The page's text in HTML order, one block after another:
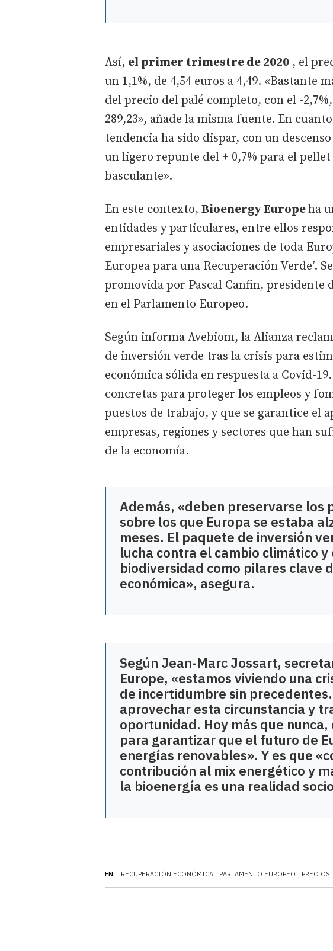
EN: RECUPERACIÓN ECONÓMICA PARLAMENTO EUROPEO PRECIOS
Así, el primer trimestre de 2020 , el
un 1,1%, de 4,54 euros a 4,49. «Bastante
del precio del palé completo, con el -
289,23», añade la misma fuente. En
tendencia ha sido dispar, con un
un ligero repunte del + 0,7% para el
basculante».
En este contexto, Bioenergy Europeha
entidades y particulares, entre ellos
empresariales y asociaciones de toda
Europea para una Recuperación Verde’.
promovida por Pascal Canfin, presidente
en el Parlamento Europeo.
Según informa Avebiom, la Alianza
de inversión verde tras la crisis para
económica sólida en respuesta a Covid-
concretas para proteger los empleos y
puestos de trabajo, y que se garantice el
empresas, regiones y sectores que han
de la economía.
Además, «deben preservarse los
sobre los que Europa se estaba
meses. El paquete de inversión
lucha contra el cambio climático
biodiversidad como pilares clave
económica», asegura.
Según Jean-Marc Jossart,
Europe, «estamos viviendo una
de incertidumbre sin
aprovechar esta circunstancia y
oportunidad. Hoy más que
para garantizar que el futuro de
energías renovables». Y es que
contribución al mix energético y
la bioenergía es una realidad